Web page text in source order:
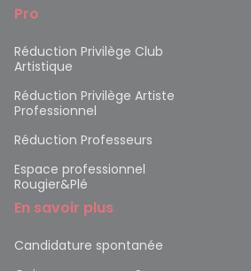
Pro
Réduction Privilège Club
Artistique
Réduction Privilège Artiste
Professionnel
Réduction Professeurs
Espace professionnel
Rougier&Plé
En savoir plus
Candidature spontanée